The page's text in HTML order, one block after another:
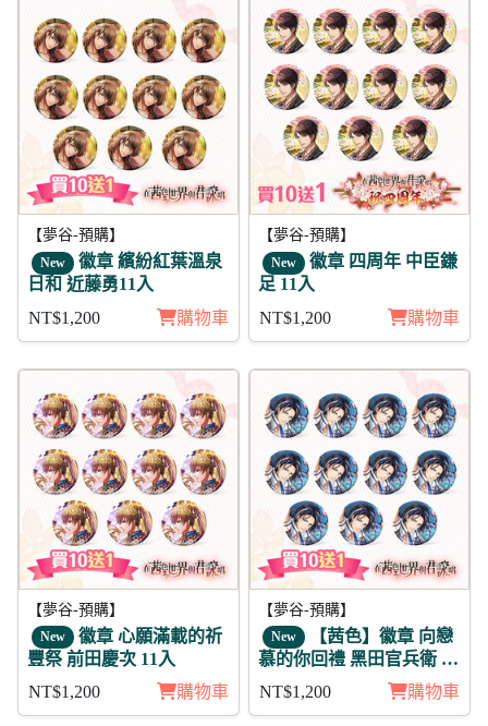
【夢谷-預購】
New 徽章 繽紛紅葉溫泉
日和 近藤勇11入
NT$1,200
購物車
【夢谷-預購】
New 徽章 四周年 中臣鎌
足 11入
NT$1,200
購物車
【夢谷-預購】
New 徽章 心願滿載的祈
豐祭 前田慶次 11入
NT$1,200
購物車
【夢谷-預購】
New 【茜色】徽章 向戀
慕的你回禮 黑田官兵衛 11
NT$1,200 購物車